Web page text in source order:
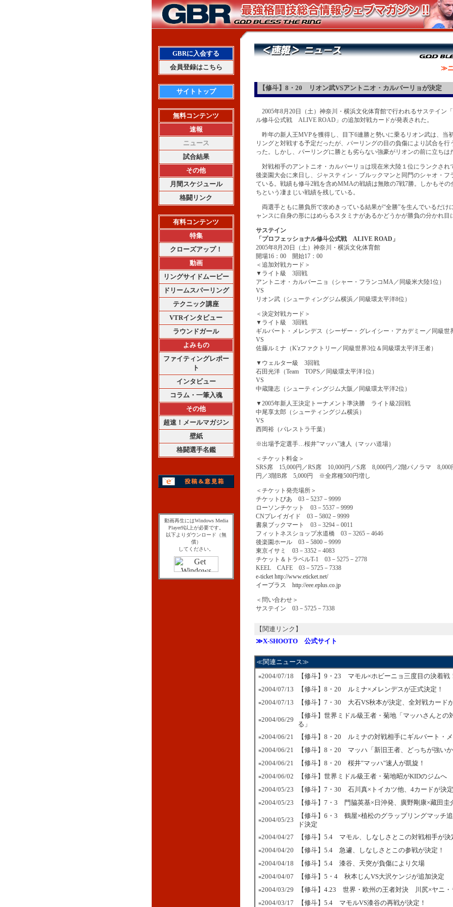
GBRに入会する
会員登録はこちら
サイトトップ
無料コンテンツ
速報
ニュース
試合結果
その他
月間スケジュール
格闘リンク
有料コンテンツ
特集
クローズアップ！
動画
リングサイドムービー
ドリームスパーリング
テクニック講座
VTRインタビュー
ラウンドガール
よみもの
ファイティングレポー
ト
インタビュー
コラム・一筆入魂
その他
超速！メールマガジン
壁紙
格闘選手名鑑
動画再生にはWindows Media
Player9以上が必要です。
以下よりダウンロード（無
償）
してください。
≫ニ
【修斗】8・20 リオン武VSアントニオ・カルバーリョが決定
2005年8月20日（土）神奈川・横浜文化体育館で行われるサステイン
ル修斗公式戦 ALIVE ROAD」の追加対戦カードが発表された。
昨年の新人王MVPを獲得し、目下6連勝と勢いに乗るリオン武は、当
リングと対戦する予定だったが、パーリングの目の負傷により試合を行
った。しかし、パーリングに勝とも劣らない強豪がリオンの前に立ちは
対戦相手のアントニオ・カルバーリョは現在米大陸１位にランクされ
後楽園大会に来日し、ジャスティン・ブルックマンと同門のシャオ・フ
ている。戦績も修斗2戦を含めMMAの戦績は無敗の7戦7勝。しかもその
ちという凄まじい戦績を残している。
両選手ともに勝負所で攻めきっている結果が“全勝”を生んでいるだけ
ャンスに自身の形にはめらるスタミナがあるかどうかが勝負の分かれ目
サステイン
「プロフェッショナル修斗公式戦 ALIVE ROAD」
2005年8月20日（土）神奈川・横浜文化体育館
開場16：00 開始17：00
＜追加対戦カード＞
▼ライト級 3回戦
アントニオ・カルバーニョ（シャー・フランコMA／同級米大陸1位）
VS
リオン武（シューティングジム横浜／同級環太平洋8位）
＜決定対戦カード＞
▼ライト級 3回戦
ギルバート・メレンデス（シーザー・グレイシー・アカデミー／同級世
VS
佐藤ルミナ（K'zファクトリー／同級世界3位＆同級環太平洋王者）
▼ウェルター級 3回戦
石田光洋（Team TOPS／同級環太平洋1位）
VS
中蔵隆志（シューティングジム大阪／同級環太平洋2位）
▼2005年新人王決定トーナメント準決勝 ライト級2回戦
中尾享太郎（シューティングジム横浜）
VS
西岡裕（パレストラ千葉）
※出場予定選手…桜井”マッハ”速人（マッハ道場）
＜チケット料金＞
SRS席 15,000円／RS席 10,000円／S席 8,000円／2階パノラマ
円／3階B席 5,000円 ※全席種500円増し
＜チケット発売場所＞
チケットぴあ 03－5237－9999
ローソンチケット 03－5537－9999
CNプレイガイド 03－5802－9999
書泉ブックマート 03－3294－0011
フィットネスショップ水道橋 03－3265－4646
後楽園ホール 03－5800－9999
東京イサミ 03－3352－4083
チケット＆トラベルT-1 03－5275－2778
KEEL CAFE 03－5725－7338
e-ticket http://www.eticket.net/
イープラス http://eee.eplus.co.jp
＜問い合わせ＞
サステイン 03－5725－7338
【関連リンク】
≫X-SHOOTO 公式サイト
≪関連ニュース≫
■2004/07/18 【修斗】9・23 マモル×ホビーニョ三度目の決着戦
■2004/07/13 【修斗】8・20 ルミナ×メレンデスが正式決定！
■2004/07/13 【修斗】7・30 大石VS秋本が決定、全対戦カード
■2004/06/29
【修斗】世界ミドル級王者・菊地「マッハさんとの
る」
■2004/06/21 【修斗】8・20 ルミナの対戦相手にギルバート・
■2004/06/21 【修斗】8・20 マッハ「新旧王者、どっちが強い
■2004/06/21 【修斗】8・20 桜井"マッハ"速人が凱旋！
■2004/06/02 【修斗】世界ミドル級王者・菊地昭がKIDのジムへ
■2004/05/23 【修斗】7・30 石川真×トイカツ他、4カードが決定
■2004/05/23 【修斗】7・3 門脇英基×日沖発、廣野剛康×藏田圭
■2004/05/23
【修斗】6・3 鶴屋×植松のグラップリングマッチ
ド決定
■2004/04/27 【修斗】5.4 マモル、しなしさとこの対戦相手が決
■2004/04/20 【修斗】5.4 急遽、しなしさとこの参戦が決定！
■2004/04/18 【修斗】5.4 漆谷、天突が負傷により欠場
■2004/04/07 【修斗】5・4 秋本じんVS大沢ケンジが追加決定
■2004/03/29 【修斗】4.23 世界・欧州の王者対決 川尻×ヤニ・
■2004/03/17 【修斗】5.4 マモルVS漆谷の再戦が決定！